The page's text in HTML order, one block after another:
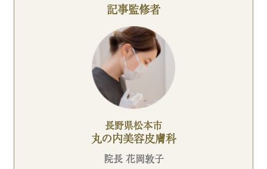
記事監修者
長野県松本市
丸の内美容皮膚科
院長 花岡敦子